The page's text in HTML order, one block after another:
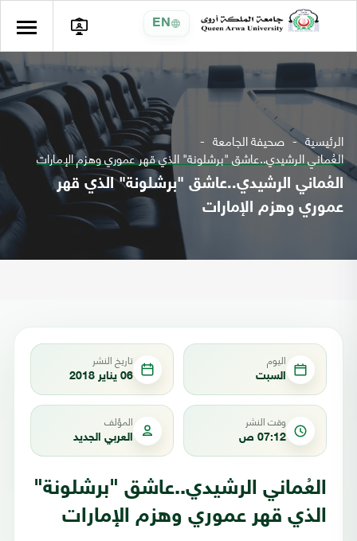
EN
الرئيسية صحيفة الجامعة
العُماني الرشيدي..عاشق "برشلونة" الذي قهر عموري وهزم الإمارات
العُماني الرشيدي..عاشق "برشلونة" الذي قهر
عموري وهزم الإمارات
اليوم
السبت
تاريخ النشر
06 يناير 2018
وقت النشر
07:12 ص
المؤلف
العربي الجديد
العُماني الرشيدي..عاشق "برشلونة"
الذي قهر عموري وهزم الإمارات